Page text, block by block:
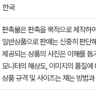
한국
판촉물은 판촉을 목적으로 제작하
일반상품으로 판매는 신중히 판단
제공되는 상품의 사진은 이해를
모니터의 해상도, 이미지의 품질
상품 규격 및 사이즈는 재는 방법